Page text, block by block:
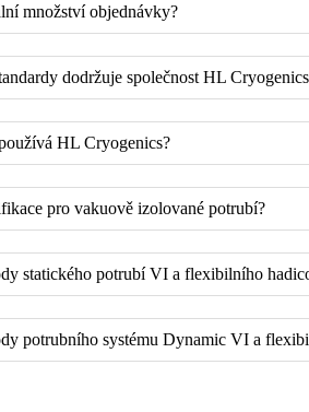
množství objednávky?
dodržuje společnost HL
HL Cryogenics?
pro vakuově izolované potrubí?
statického potrubí VI a flexibilního
potrubního systému Dynamic VI a